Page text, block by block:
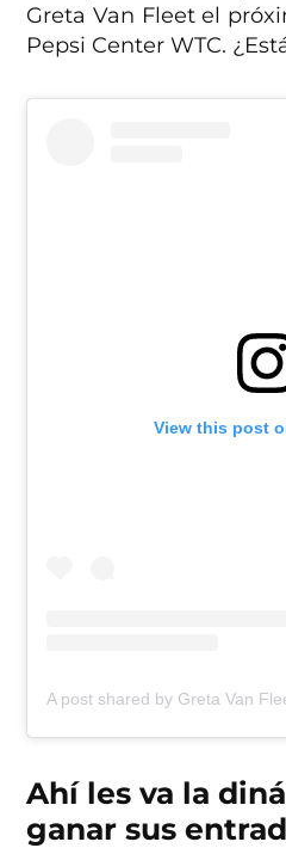
Greta Van Fleet el
Pepsi Center WTC.
View this post
A post shared by Greta Van
Ahí les va la
ganar sus